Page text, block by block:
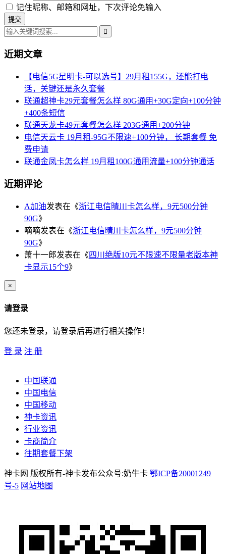
记住昵称、邮箱和网址，下次评论免输入
近期文章
【电信5G星明卡-可以选号】29月租155G，还能打电
话，关键还是永久套餐
联通超神卡29元套餐怎么样 80G通用+30G定向+100分钟
+400条短信
联通天龙卡49元套餐怎么样 203G通用+200分钟
电信天云卡 19月租-95G不限速+100分钟， 长期套餐 免
费申请
联通金凤卡怎么样 19月租100G通用流量+100分钟通话
近期评论
A加油发表在《浙江电信晴川卡怎么样，9元500分钟
90G》
嘀嘀发表在《浙江电信晴川卡怎么样，9元500分钟
90G》
萧十一郎发表在《四川绝版10元不限速不限量老版本神
卡显示15个9》
×
请登录
您还未登录，请登录后再进行相关操作！
登 录 注 册
中国联通
中国电信
中国移动
神卡资讯
行业资讯
卡商简介
往期套餐下架
神卡网 版权所有-神卡发布公众号:奶牛卡 鄂ICP备20001249
号-5 网站地图